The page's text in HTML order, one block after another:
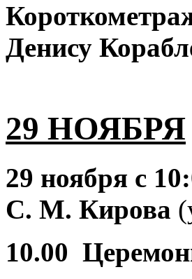
Денису
29 НОЯБРЯ
29 ноября с
С. М. Кирова
10.00